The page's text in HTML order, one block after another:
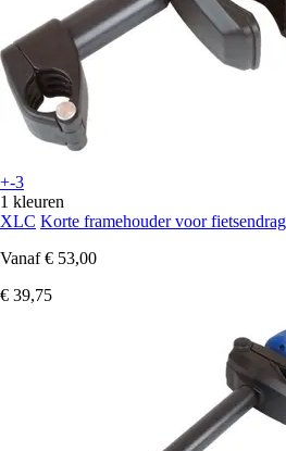
+-3
1 kleuren
XLC Korte framehouder voor
Vanaf € 53,00
€ 39,75